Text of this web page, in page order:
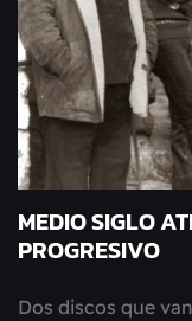
MEDIO SIGLO
PROGRESIVO
Dos discos que